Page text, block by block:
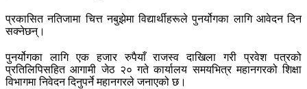
प्रकासित नतिजामा चित्त नबुझेमा विद्यार्थीहरूले पुनर्योगका लागि आवेदन दिन
सक्नेछन्।
पुनर्योगका लागि एक हजार रुपैयाँ राजस्व दाखिला गरी प्रवेश पत्रको
प्रतिलिपिसहित आगामी जेठ २० गते कार्यालय समयभित्र महानगरको शिक्षा
विभागमा निवेदन दिनुपर्ने महानगरले जनाएको छ।